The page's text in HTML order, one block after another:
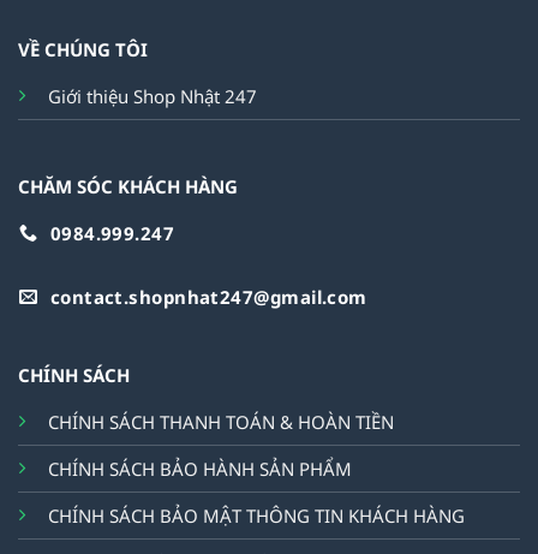
VỀ CHÚNG TÔI
Giới thiệu Shop Nhật 247
CHĂM SÓC KHÁCH HÀNG
0984.999.247
contact.shopnhat247@gmail.com
CHÍNH SÁCH
CHÍNH SÁCH THANH TOÁN & HOÀN TIỀN
CHÍNH SÁCH BẢO HÀNH SẢN PHẨM
CHÍNH SÁCH BẢO MẬT THÔNG TIN KHÁCH HÀNG